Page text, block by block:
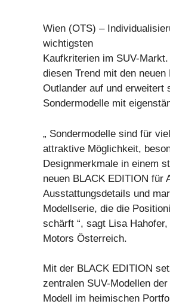
Wien (OTS) –
wichtigsten
Kaufkriterien im SUV-
diesen Trend mit den
Outlander auf und erweitert
Sondermodelle mit
„ Sondermodelle sind für
attraktive Möglichkeit,
Designmerkmale in einem
neuen BLACK EDITION für
Ausstattungsdetails und
Modellserie, die die
schärft “, sagt Lisa
Motors Österreich.
Mit der BLACK EDITION
zentralen SUV-Modellen
Modell im heimischen